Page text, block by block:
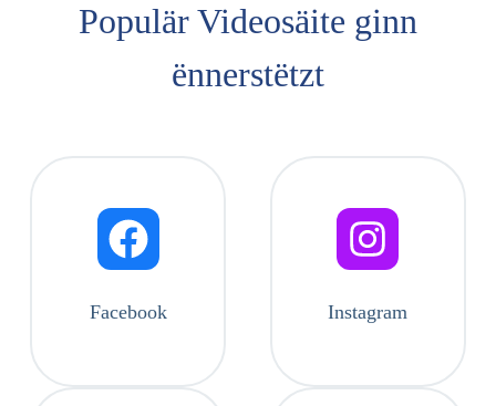
Populär Videosäite ginn
ënnerstëtzt
Facebook Instagram